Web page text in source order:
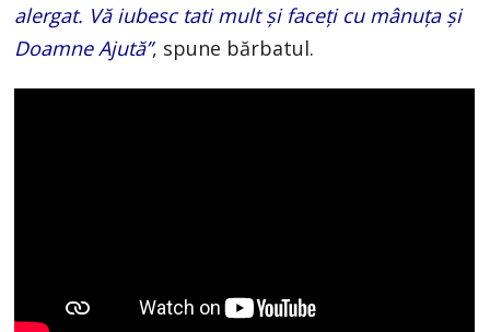
alergat. Vă iubesc tati mult și faceți cu mânuța și
Doamne Ajută”, spune bărbatul.